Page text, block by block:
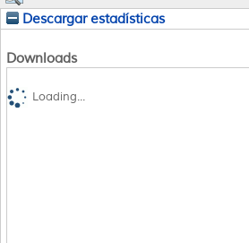
Descargar estadísticas
Downloads
Loading...